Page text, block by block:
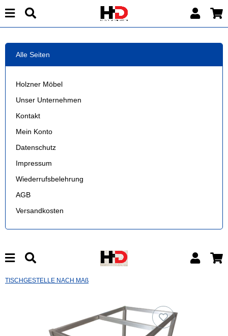
Alle Seiten
Holzner Möbel
Unser Unternehmen
Kontakt
Mein Konto
Datenschutz
Impressum
Wiederrufsbelehrung
AGB
Versandkosten
TISCHGESTELLE NACH MAß